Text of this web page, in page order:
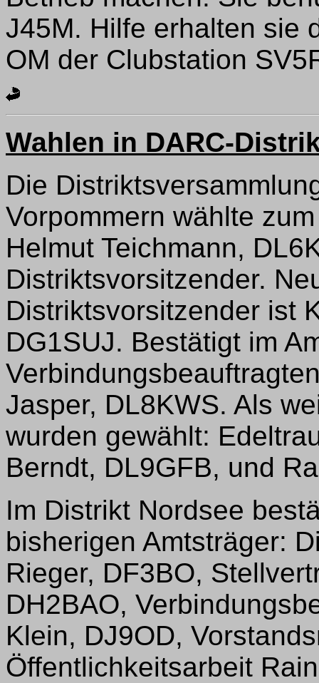
J45M. Hilfe erhalten sie
OM der Clubstation
Wahlen in DARC-
Die
Vorpommern wählte
Helmut Teichmann,
Distriktsvorsitzender.
Distriktsvorsitzender ist
DG1SUJ. Bestätigt im
Jasper, DL8KWS. Als
wurden gewählt:
Berndt, DL9GFB, und
Im Distrikt Nordsee
bisherigen Amtsträger:
Rieger, DF3BO,
DH2BAO,
Klein, DJ9OD,
Öffentlichkeitsarbeit